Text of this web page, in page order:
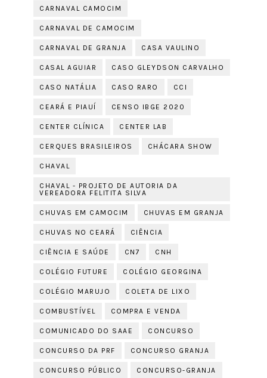
CARNAVAL CAMOCIM
CARNAVAL DE CAMOCIM
CARNAVAL DE GRANJA CASA VAULINO
CASAL AGUIAR CASO GLEYDSON CARVALHO
CASO NATÁLIA CASO RARO CCI
CEARÁ E PIAUÍ CENSO IBGE 2020
CENTER CLÍNICA CENTER LAB
CERQUES BRASILEIROS CHÁCARA SHOW
CHAVAL
CHAVAL - PROJETO DE AUTORIA DA
VEREADORA FELITITA SILVA
CHUVAS EM CAMOCIM CHUVAS EM GRANJA
CHUVAS NO CEARÁ CIÊNCIA
CIÊNCIA E SAÚDE CN7 CNH
COLÉGIO FUTURE COLÉGIO GEORGINA
COLÉGIO MARUJO COLETA DE LIXO
COMBUSTÍVEL COMPRA E VENDA
COMUNICADO DO SAAE CONCURSO
CONCURSO DA PRF CONCURSO GRANJA
CONCURSO PÚBLICO CONCURSO-GRANJA